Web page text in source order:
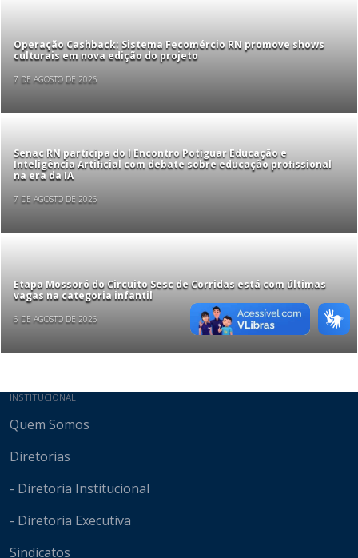
Operação Cashback: Sistema Fecomércio RN promove shows
culturais em nova edição do projeto
7 DE AGOSTO DE 2026
Senac RN participa do I Encontro Potiguar Educação e
Inteligência Artificial com debate sobre educação profissional
na era da IA
7 DE AGOSTO DE 2026
Etapa Mossoró do Circuito Sesc de Corridas está com últimas
vagas na categoria infantil
6 DE AGOSTO DE 2026
Mapa do site
INSTITUCIONAL
Quem Somos
Diretorias
- Diretoria Institucional
- Diretoria Executiva
Sindicatos